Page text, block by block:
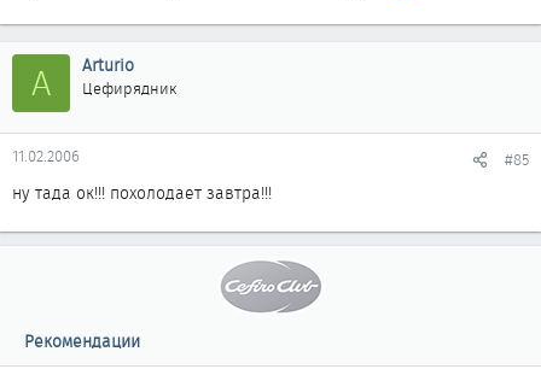
A Arturio
Цефирядник
11.02.2006 #85
ну тада ок!!! похолодает завтра!!!
Рекомендации